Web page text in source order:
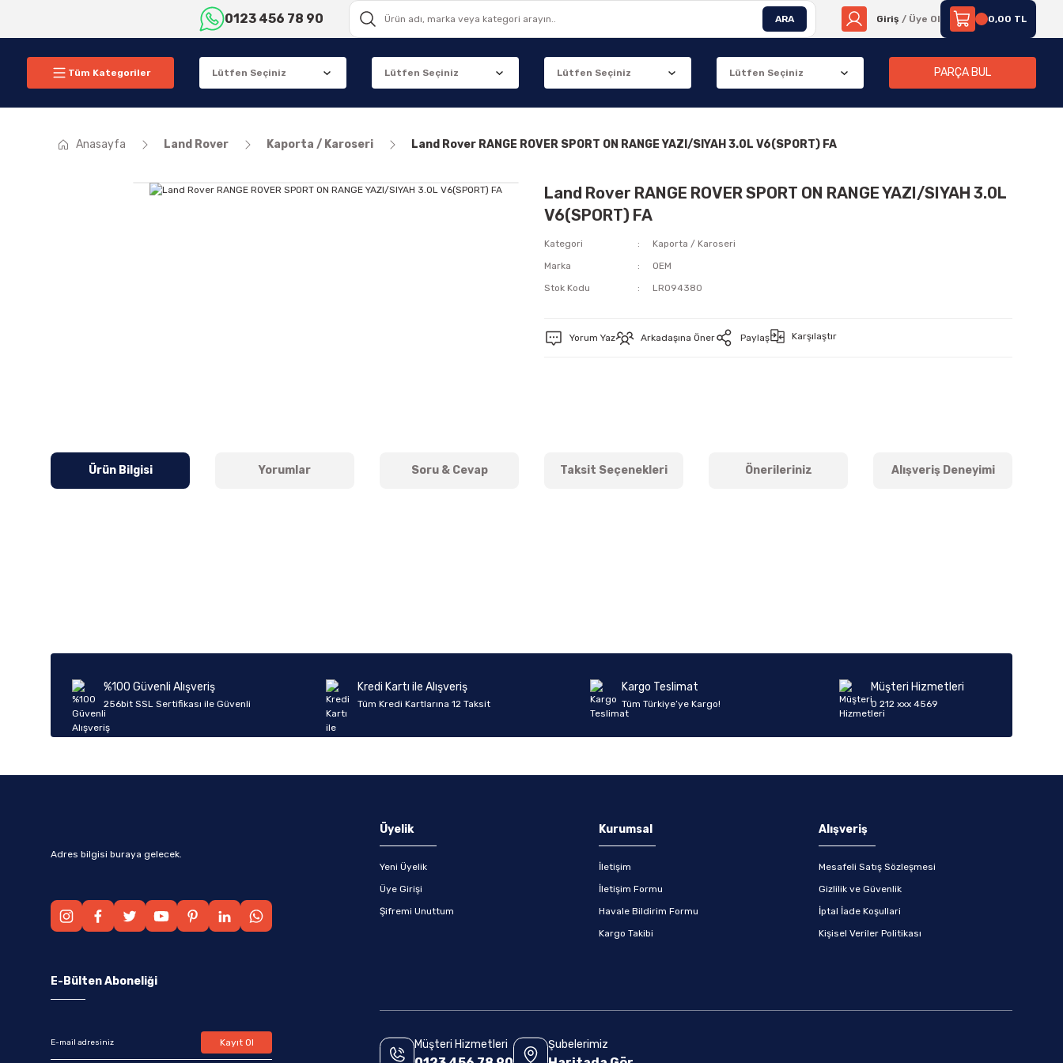
0123 456 78 90 ARA Giriş / Üye Ol 0,00 TL
Tüm Kategoriler PARÇA BUL
Anasayfa Land Rover Kaporta / Karoseri Land Rover RANGE ROVER SPORT ON RANGE YAZI/SIYAH 3.0L V6(SPORT) FA
Land Rover RANGE ROVER SPORT ON RANGE YAZI/SIYAH 3.0L
V6(SPORT) FA
Kategori
Kaporta / Karoseri
Marka
OEM
Stok Kodu
LR094380
Yorum Yaz Arkadaşına Öner Paylaş Karşılaştır
Ürün Bilgisi Yorumlar Soru & Cevap Taksit Seçenekleri Önerileriniz Alışveriş Deneyimi
Ürün fiyatı diğer sitelerden daha pahalı.
Bu ürüne benzer farklı alternatifler olmalı.
%100 Güvenli Alışveriş
256bit SSL Sertifikası ile Güvenli
Kredi Kartı ile Alışveriş
Tüm Kredi Kartlarına 12 Taksit
Kargo Teslimat
Tüm Türkiye’ye Kargo!
Müşteri Hizmetleri
0 212 xxx 4569
Adres bilgisi buraya gelecek.
Üyelik
Yeni Üyelik
Üye Girişi
Şifremi Unuttum
Kurumsal
İletişim
İletişim Formu
Havale Bildirim Formu
Kargo Takibi
Alışveriş
Mesafeli Satış Sözleşmesi
Gizlilik ve Güvenlik
İptal İade Koşullari
Kişisel Veriler Politikası
E-Bülten Aboneliği
Kayıt Ol Müşteri Hizmetleri Şubelerimiz